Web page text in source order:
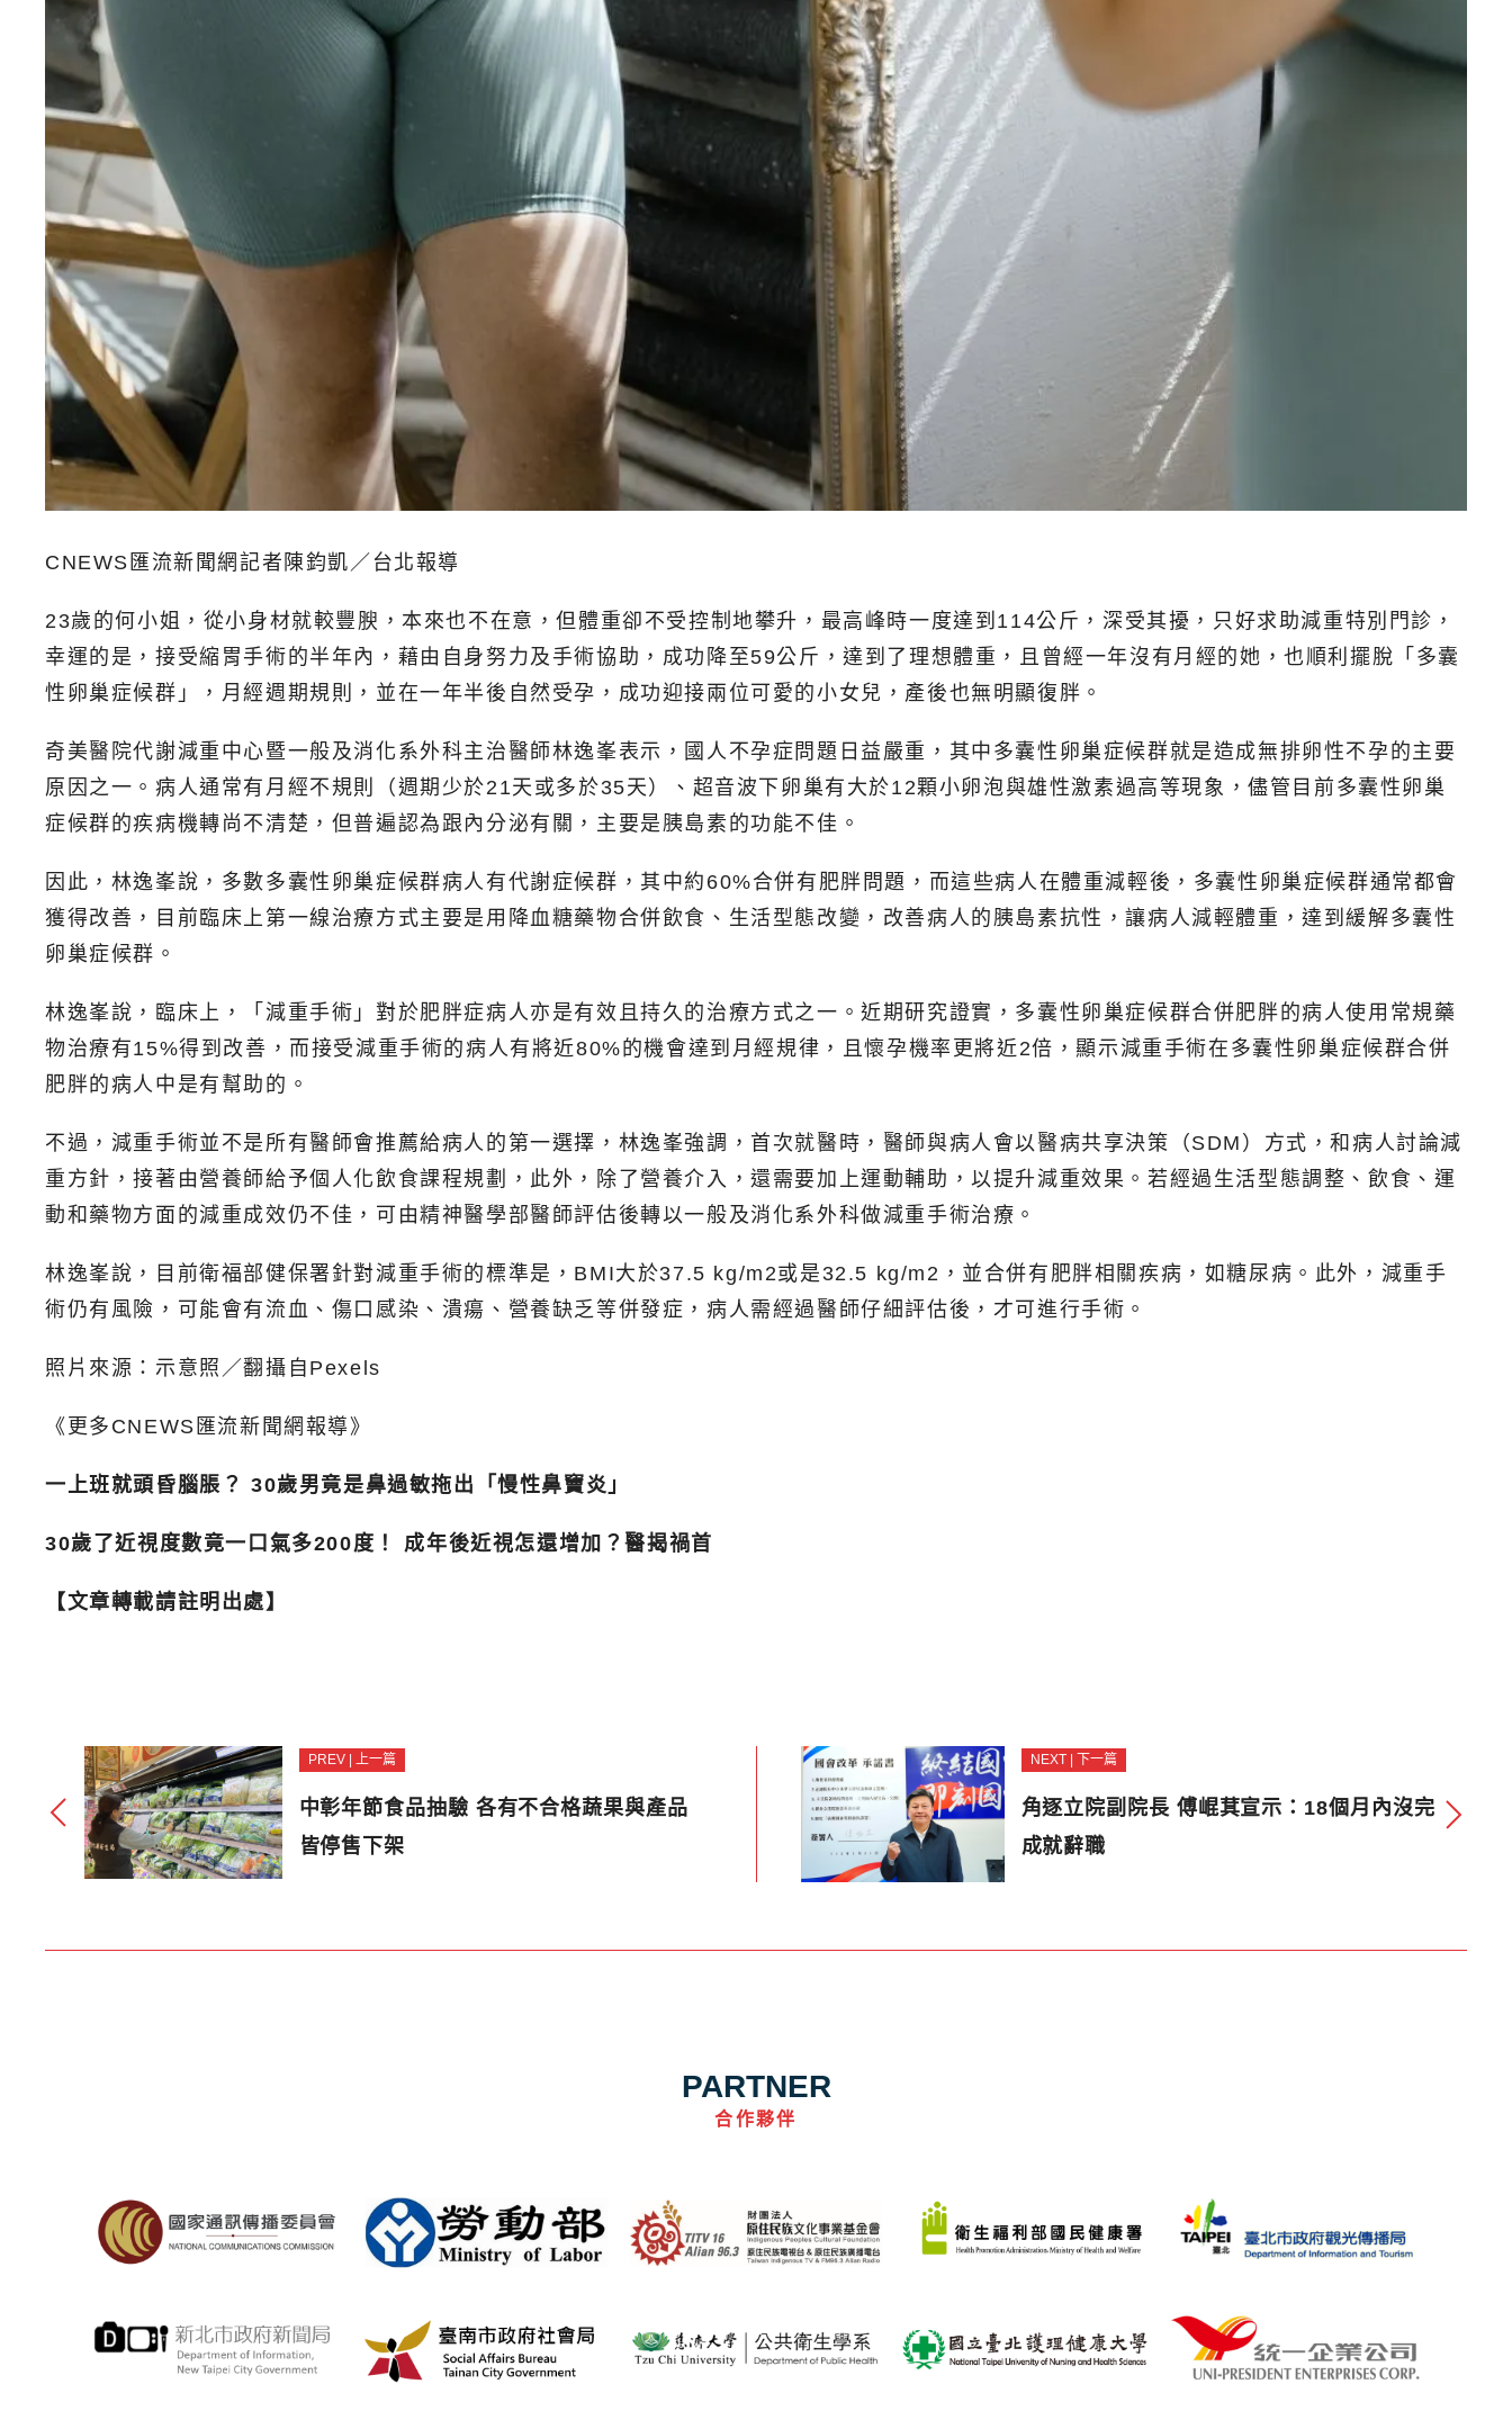
CNEWS匯流新聞網記者陳鈞凱／台北報導
23歲的何小姐，從小身材就較豐腴，本來也不在意，但體重卻不受控制地攀升，最高峰時一度達到114公斤，深受其擾，只好求助減重特別門診，
幸運的是，接受縮胃手術的半年內，藉由自身努力及手術協助，成功降至59公斤，達到了理想體重，且曾經一年沒有月經的她，也順利擺脫「多囊
性卵巢症候群」，月經週期規則，並在一年半後自然受孕，成功迎接兩位可愛的小女兒，產後也無明顯復胖。
奇美醫院代謝減重中心暨一般及消化系外科主治醫師林逸峯表示，國人不孕症問題日益嚴重，其中多囊性卵巢症候群就是造成無排卵性不孕的主要
原因之一。病人通常有月經不規則（週期少於21天或多於35天）、超音波下卵巢有大於12顆小卵泡與雄性激素過高等現象，儘管目前多囊性卵巢
症候群的疾病機轉尚不清楚，但普遍認為跟內分泌有關，主要是胰島素的功能不佳。
因此，林逸峯說，多數多囊性卵巢症候群病人有代謝症候群，其中約60%合併有肥胖問題，而這些病人在體重減輕後，多囊性卵巢症候群通常都會
獲得改善，目前臨床上第一線治療方式主要是用降血糖藥物合併飲食、生活型態改變，改善病人的胰島素抗性，讓病人減輕體重，達到緩解多囊性
卵巢症候群。
林逸峯說，臨床上，「減重手術」對於肥胖症病人亦是有效且持久的治療方式之一。近期研究證實，多囊性卵巢症候群合併肥胖的病人使用常規藥
物治療有15%得到改善，而接受減重手術的病人有將近80%的機會達到月經規律，且懷孕機率更將近2倍，顯示減重手術在多囊性卵巢症候群合併
肥胖的病人中是有幫助的。
不過，減重手術並不是所有醫師會推薦給病人的第一選擇，林逸峯強調，首次就醫時，醫師與病人會以醫病共享決策（SDM）方式，和病人討論減
重方針，接著由營養師給予個人化飲食課程規劃，此外，除了營養介入，還需要加上運動輔助，以提升減重效果。若經過生活型態調整、飲食、運
動和藥物方面的減重成效仍不佳，可由精神醫學部醫師評估後轉以一般及消化系外科做減重手術治療。
林逸峯說，目前衛福部健保署針對減重手術的標準是，BMI大於37.5 kg/m2或是32.5 kg/m2，並合併有肥胖相關疾病，如糖尿病。此外，減重手
術仍有風險，可能會有流血、傷口感染、潰瘍、營養缺乏等併發症，病人需經過醫師仔細評估後，才可進行手術。
照片來源：示意照／翻攝自Pexels
《更多CNEWS匯流新聞網報導》
一上班就頭昏腦脹？ 30歲男竟是鼻過敏拖出「慢性鼻竇炎」
30歲了近視度數竟一口氣多200度！ 成年後近視怎還增加？醫揭禍首
【文章轉載請註明出處】
PREV | 上一篇
中彰年節食品抽驗 各有不合格蔬果與產品
皆停售下架
NEXT | 下一篇
角逐立院副院長 傅崐萁宣示：18個月內沒完
成就辭職
PARTNER
合作夥伴